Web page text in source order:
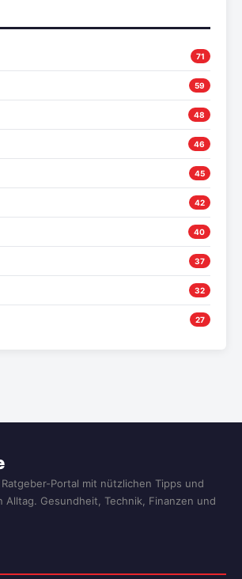
71
59
48
46
45
42
40
37
32
27
Portal mit nützlichen Tipps und
Alltag. Gesundheit, Technik, Finanzen und